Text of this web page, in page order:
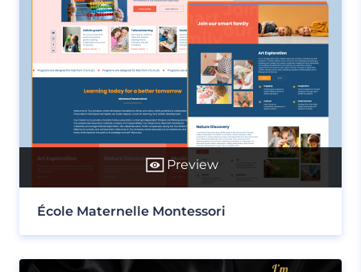
Preview
École Maternelle Montessori